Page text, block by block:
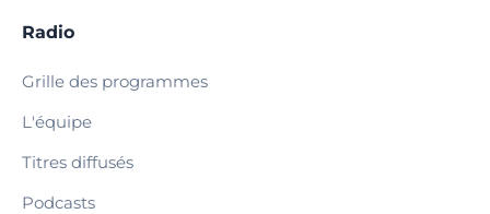
Radio
Grille des programmes
L'équipe
Titres diffusés
Podcasts